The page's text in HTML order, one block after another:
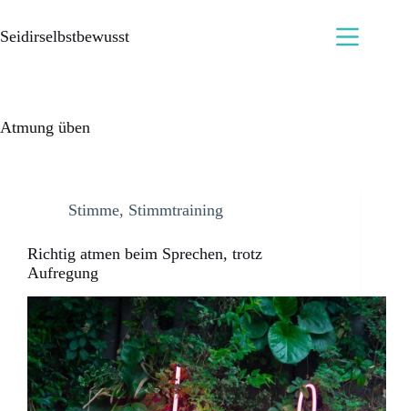
Seidirselbstbewusst
Atmung üben
Stimme, Stimmtraining
Richtig atmen beim Sprechen, trotz
Aufregung